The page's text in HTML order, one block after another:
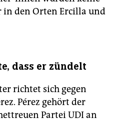
in den Orten Ercilla und
dass er zündelt
richtet sich gegen
Pérez gehört der
Partei UDI an